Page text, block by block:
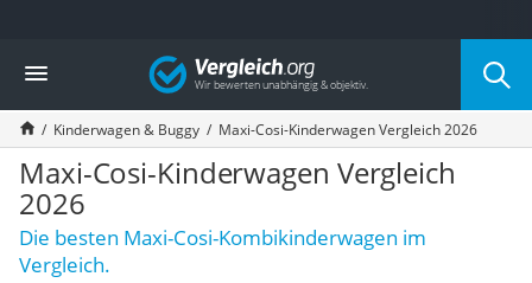
Die beliebtesten Vergleiche nach Kategorie
Kind & Baby
Babyphone mit 2 Kameras
Walkie-Talkie Kinder
Kindermatratzen
Babywippe
Rollschuhe für Kinder
Tischkicker
Laufrad
Vergleich
Kinderwagen & Buggy Maxi-Cosi-Kinderwagen Vergleich 2026
Maxi-Cosi-Kinderwagen Vergleich
2026
Die besten Maxi-Cosi-Kombikinderwagen im
Vergleich.